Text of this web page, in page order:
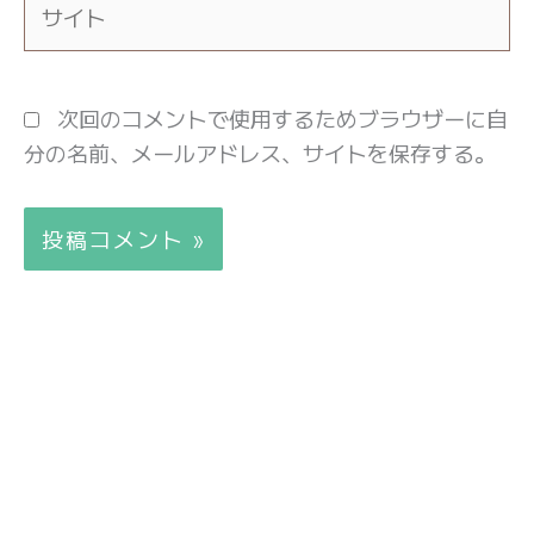
次回のコメントで使用するためブラウザーに自
分の名前、メールアドレス、サイトを保存する。